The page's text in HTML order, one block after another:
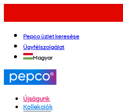
Pepco üzlet keresése
Ügyfélszolgálat
Magyar
Újságunk
Kollekciók